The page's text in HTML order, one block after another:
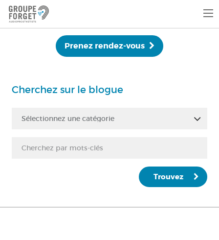
Prenez rendez-vous
Cherchez sur le blogue
Sélectionnez une catégorie
Trouvez